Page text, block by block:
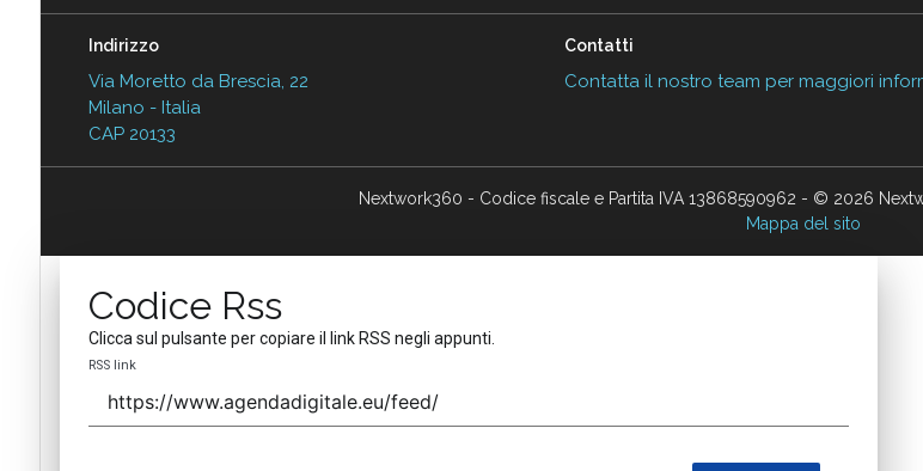
Indirizzo
Via Moretto da Brescia, 22
Milano - Italia
CAP 20133
Contatti
Contatta il nostro team per maggiori
Nextwork360 - Codice fiscale e Partita IVA 13868590962 - © 2026
Mappa del sito
Codice Rss
Clicca sul pulsante per copiare il link RSS negli appunti.
RSS link